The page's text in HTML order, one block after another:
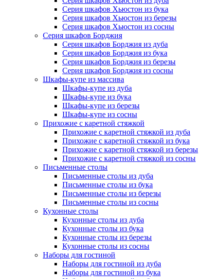
Серия шкафов Хьюстон из бука
Серия шкафов Хьюстон из березы
Серия шкафов Хьюстон из сосны
Серия шкафов Борджия
Серия шкафов Борджия из дуба
Серия шкафов Борджия из бука
Серия шкафов Борджия из березы
Серия шкафов Борджия из сосны
Шкафы-купе из массива
Шкафы-купе из дуба
Шкафы-купе из бука
Шкафы-купе из березы
Шкафы-купе из сосны
Прихожие с каретной стяжкой
Прихожие с каретной стяжкой из дуба
Прихожие с каретной стяжкой из бука
Прихожие с каретной стяжкой из березы
Прихожие с каретной стяжкой из сосны
Письменные столы
Письменные столы из дуба
Письменные столы из бука
Письменные столы из березы
Письменные столы из сосны
Кухонные столы
Кухонные столы из дуба
Кухонные столы из бука
Кухонные столы из березы
Кухонные столы из сосны
Наборы для гостиной
Наборы для гостиной из дуба
Наборы для гостиной из бука